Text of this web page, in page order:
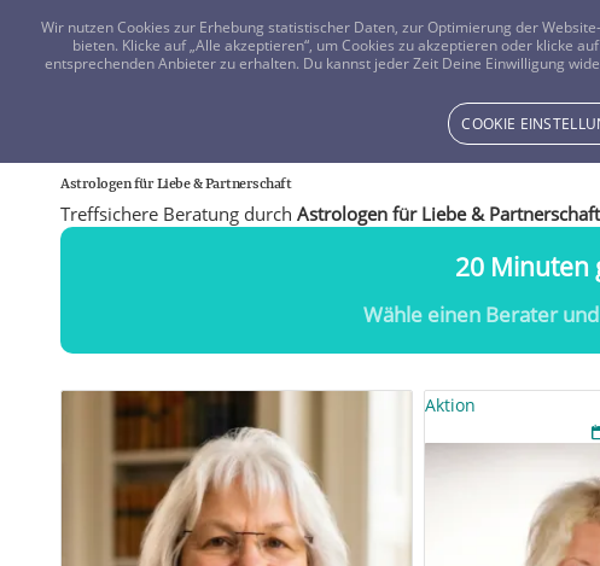
Astrologen für Liebe&Partnerschaft
Treffsichere Beratung durch Astrologen für Liebe & Partnerschaft
20 Minuten
Wähle einen Berater
Aktion
Wir nutzen Cookies zur Erhebung statistischer Daten, zur Optimierung der
bieten. Klicke auf „Alle akzeptieren“, um Cookies zu akzeptieren oder klicke
entsprechenden Anbieter zu erhalten. Du kannst jeder Zeit Deine Einwilligung
COOKIE